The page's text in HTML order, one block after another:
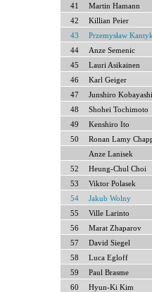
41
Martin Hamann
42
Killian Peier
43
Przemysław
44
Anze Semenic
45
Lauri Asikainen
46
Karl Geiger
47
Junshiro Kobayashi
48
Shohei Tochimoto
49
Kenshiro Ito
50
Ronan Lamy
Anze Lanisek
52
Heung-Chul Choi
53
Viktor Polasek
54
Jakub Wolny
55
Ville Larinto
56
Marat Zhaparov
57
David Siegel
58
Luca Egloff
59
Paul Brasme
60
Hyun-Ki Kim